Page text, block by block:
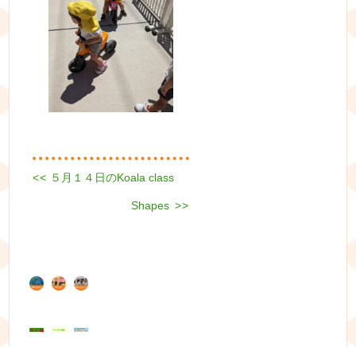
投
ゲ
ー
ョ
Previous
<< ５月１４日のKoala class
Next
Shapes >>